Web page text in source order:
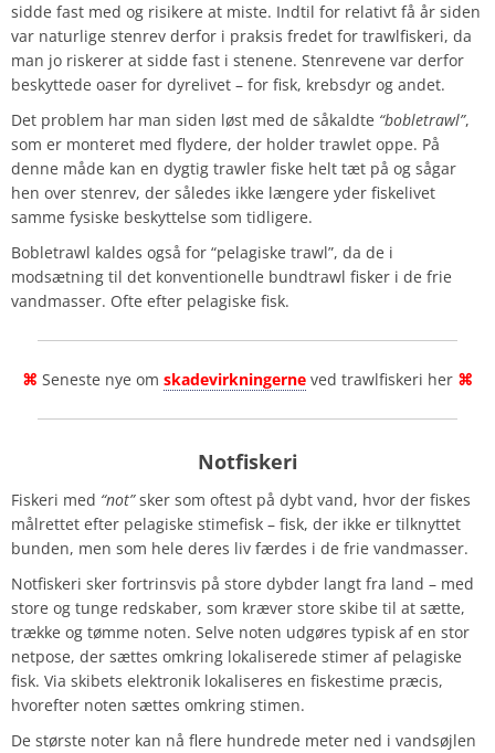
sidde fast med og risikere at miste. Indtil for relativt få år siden
var naturlige stenrev derfor i praksis fredet for trawlfiskeri, da
man jo riskerer at sidde fast i stenene. Stenrevene var derfor
beskyttede oaser for dyrelivet – for fisk, krebsdyr og andet.
Det problem har man siden løst med de såkaldte “bobletrawl”,
som er monteret med flydere, der holder trawlet oppe. På
denne måde kan en dygtig trawler fiske helt tæt på og sågar
hen over stenrev, der således ikke længere yder fiskelivet
samme fysiske beskyttelse som tidligere.
Bobletrawl kaldes også for “pelagiske trawl”, da de i
modsætning til det konventionelle bundtrawl fisker i de frie
vandmasser. Ofte efter pelagiske fisk.
⌘ Seneste nye om skadevirkningerne ved trawlfiskeri her ⌘
Notfiskeri
Fiskeri med “not”sker som oftest på dybt vand, hvor der fiskes
målrettet efter pelagiske stimefisk – fisk, der ikke er tilknyttet
bunden, men som hele deres liv færdes i de frie vandmasser.
Notfiskeri sker fortrinsvis på store dybder langt fra land – med
store og tunge redskaber, som kræver store skibe til at sætte,
trække og tømme noten. Selve noten udgøres typisk af en stor
netpose, der sættes omkring lokaliserede stimer af pelagiske
fisk. Via skibets elektronik lokaliseres en fiskestime præcis,
hvorefter noten sættes omkring stimen.
De største noter kan nå flere hundrede meter ned i vandsøjlen